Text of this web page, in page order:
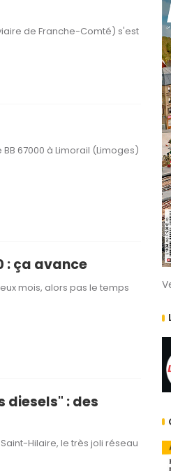
de Franche-Comté) s'est
67000 à Limorail (Limoges)
: ça avance
mois, alors pas le temps
diesels" : des
Hilaire, le très joli réseau